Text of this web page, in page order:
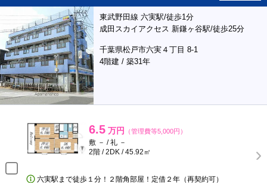
東武野田線 六実駅/徒歩1分
成田スカイアクセス 新鎌ヶ谷駅/徒歩25分
千葉県松戸市六実４丁目 8-1
4階建 / 築31年
6.5 万円 （管理費等5,000円）
敷 － / 礼 －
2階 / 2DK / 45.92㎡
六実駅まで徒歩１分！２階角部屋！定借２年（再契約可）